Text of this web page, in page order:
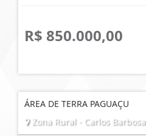
R$ 850.000,00
ÁREA DE TERRA PAGUAÇU
Zona Rural - Carlos Barbosa